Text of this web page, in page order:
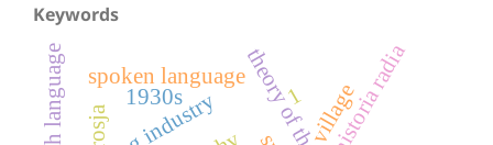
Keywords
historia radia
spoken language
rosja village
1
1930s